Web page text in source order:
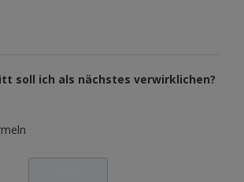
soll ich als nächstes verwirklichen?